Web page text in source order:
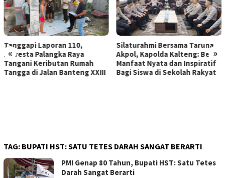
« »
Tanggapi Laporan 110,
Polresta Palangka Raya
Tangani Keributan Rumah
Tangga di Jalan Banteng XXIII
Silaturahmi Bersama Taruna
Akpol, Kapolda Kalteng: Beri
Manfaat Nyata dan Inspiratif
Bagi Siswa di Sekolah Rakyat
TAG: BUPATI HST: SATU TETES DARAH SANGAT BERARTI
PMI Genap 80 Tahun, Bupati HST: Satu Tetes
Darah Sangat Berarti